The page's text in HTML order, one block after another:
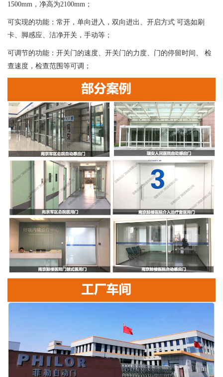
1500mm，净高为2100mm；
可实现的功能：常开，单向进入，双向进出、开启方式 可选如刷
卡、脚感应、洁净开关，手动等；
可调节的功能：开关门的速度、开关门的力度、门的停留时间、 检
查速度，检查范围等可调；